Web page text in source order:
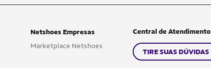
Netshoes Empresas
Marketplace Netshoes
Central de Atendimento
TIRE SUAS DÚVIDAS